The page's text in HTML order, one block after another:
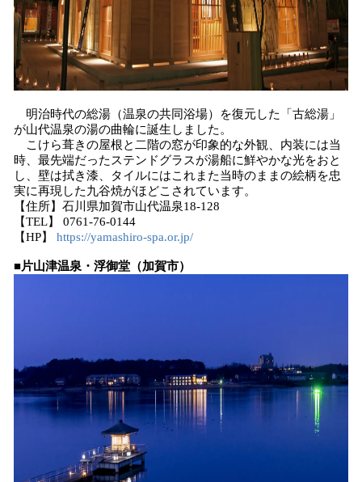
明治時代の総湯（温泉の共同浴場）を復元した「古総湯」
が山代温泉の湯の曲輪に誕生しました。
こけら葺きの屋根と二階の窓が印象的な外観、内装には当
時、最先端だったステンドグラスが湯船に鮮やかな光をおと
し、壁は拭き漆、タイルにはこれまた当時のままの絵柄を忠
実に再現した九谷焼がほどこされています。
【住所】石川県加賀市山代温泉18-128
【TEL】 0761-76-0144
【HP】 https://yamashiro-spa.or.jp/
■片山津温泉・浮御堂（加賀市）